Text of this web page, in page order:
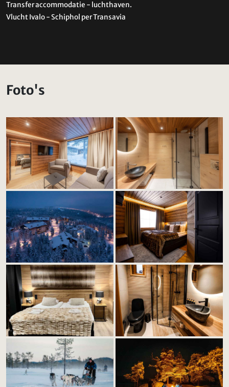
Transfer accommodatie - luchthaven.
Vlucht Ivalo - Schiphol per Transavia
Foto's